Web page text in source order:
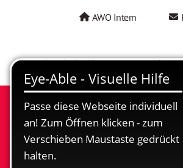
AWO Intern
AWO als Arbeitgeber Mein